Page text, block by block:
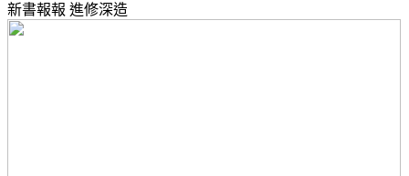
新書報報 進修深造